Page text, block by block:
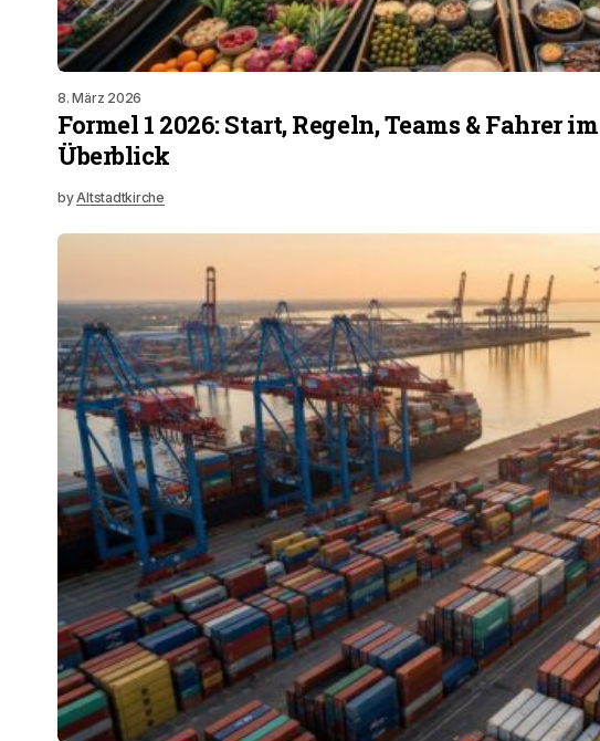
8. März 2026
Formel 1 2026: Start, Regeln, Teams & Fahrer im
Überblick
byAltstadtkirche